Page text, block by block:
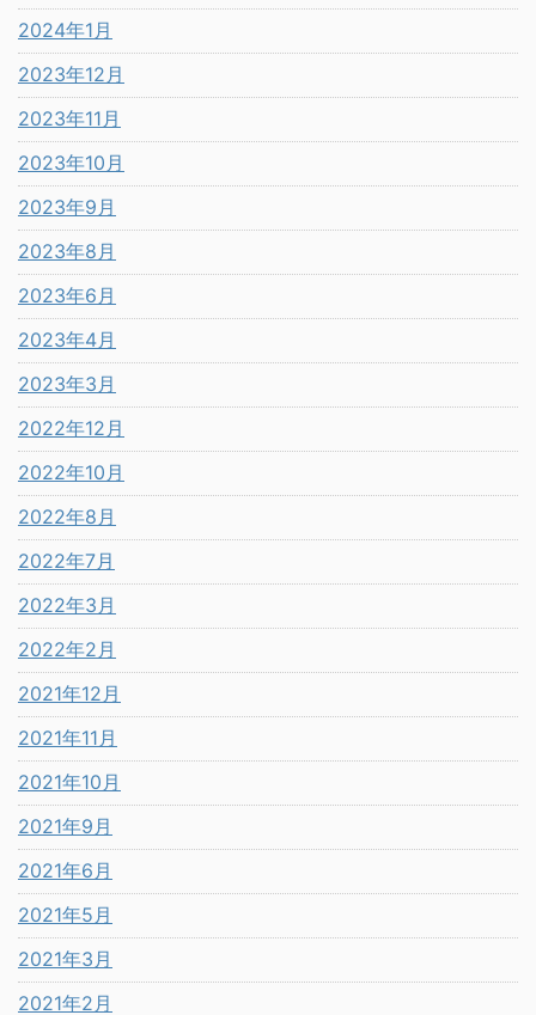
2024年1月
2023年12月
2023年11月
2023年10月
2023年9月
2023年8月
2023年6月
2023年4月
2023年3月
2022年12月
2022年10月
2022年8月
2022年7月
2022年3月
2022年2月
2021年12月
2021年11月
2021年10月
2021年9月
2021年6月
2021年5月
2021年3月
2021年2月